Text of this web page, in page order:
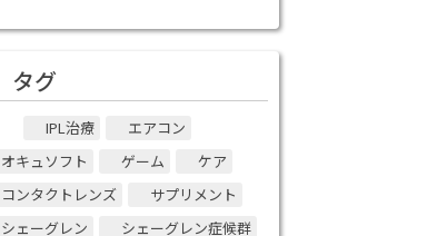
タグ
IPL治療
エアコン
オキュソフト
ゲーム
ケア
コンタクトレンズ
サプリメント
シェーグレン
シェーグレン症候群